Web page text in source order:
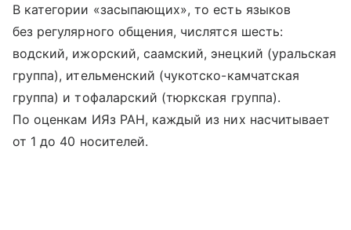
В категории «засыпающих», то есть языков
без регулярного общения, числятся шесть:
водский, ижорский, саамский, энецкий (уральская
группа), ительменский (чукотско-камчатская
группа) и тофаларский (тюркская группа).
По оценкам ИЯз РАН, каждый из них насчитывает
от 1 до 40 носителей.